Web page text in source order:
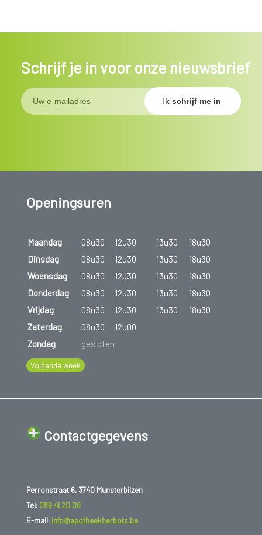
Schrijf je in voor onze nieuwsbrief
Openingsuren
Maandag 08u30 12u30 13u30
18u30
Dinsdag
08u30 12u30 13u30
18u30
Woensdag
08u30 12u30 13u30
18u30
Donderdag
08u30 12u30 13u30
18u30
Vrijdag
08u30 12u30 13u30
18u30
Zaterdag
08u30
12u00
Zondag
gesloten
Volgende week
Contactgegevens
Perronstraat 6, 3740 Munsterbilzen
Tel: 089 41 20 09
E-mail: info@apotheekherbots.be